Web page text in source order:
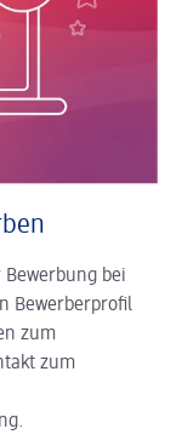
bei
Bewerberprofil
zum
zum